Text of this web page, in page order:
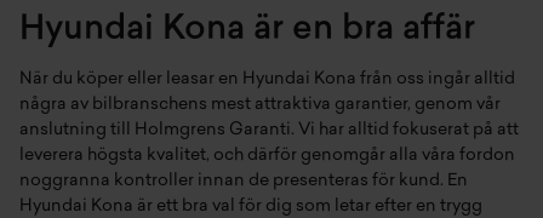
Hyundai Kona är en bra affär
När du köper eller leasar en Hyundai Kona från oss ingår alltid
några av bilbranschens mest attraktiva garantier, genom vår
anslutning till Holmgrens Garanti. Vi har alltid fokuserat på att
leverera högsta kvalitet, och därför genomgår alla våra fordon
noggranna kontroller innan de presenteras för kund. En
Hyundai Kona är ett bra val för dig som letar efter en trygg